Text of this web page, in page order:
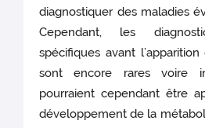
diagnostiquer des maladies
Cependant, les
spécifiques avant
sont encore rares voire
pourraient cependant être
développement de la